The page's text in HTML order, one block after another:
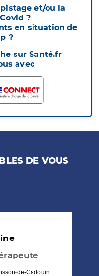
et/ou la
?
en situation de
?
sur Santé.fr
avec
DE VOUS
de-Cadouin